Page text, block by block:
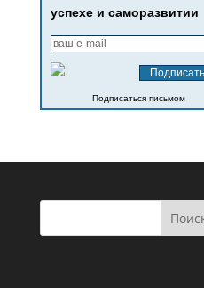
успехе и саморазвитии
Подписаться письмом